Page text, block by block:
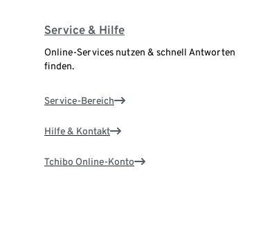
Service & Hilfe
Online-Services nutzen & schnell Antworten
finden.
Service-Bereich
Hilfe & Kontakt
Tchibo Online-Konto